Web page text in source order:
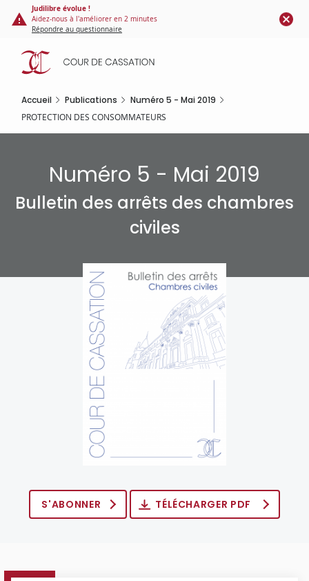
Panneau de gestion des cookies
contenu
principal
Judilibre évolue !
Aidez-nous à l'améliorer en 2 minutes
Répondre au questionnaire
Accueil Publications Numéro 5 - Mai 2019
PROTECTION DES CONSOMMATEURS
Numéro 5 - Mai 2019
Bulletin des arrêts des chambres
civiles
S'ABONNER TÉLÉCHARGER PDF